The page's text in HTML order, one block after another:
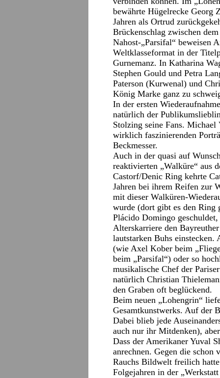
bewährte Hügelrecke Georg
Jahren als Ortrud
Brückenschlag zwischen
Nahost-„Parsifal“ beweisen
Weltklasseformat in der
Gurnemanz. In Katharina
Stephen Gould und Petra
Paterson (Kurwenal) und
König Marke ganz zu
In der ersten
natürlich der
Stolzing seine Fans.
wirklich faszinierenden
Beckmesser.
Auch in der quasi auf
reaktivierten „Walküre“ aus
Castorf/Denic Ring kehrte
Jahren bei ihrem Reifen zur
mit dieser Walküren-
wurde (dort gibt es den Ring
Plácido Domingo
Alterskarriere den
lautstarken Buhs einstecken.
(wie Axel Kober beim
beim „Parsifal“) oder so
musikalische Chef der
natürlich Christian
den Graben oft beglückend.
Beim neuen „Lohengrin“
Gesamtkunstwerks. Auf der
Dabei blieb jede
auch nur ihr Mitdenken),
Dass der Amerikaner Yuval
anrechnen. Gegen die schon
Rauchs Bildwelt freilich
Folgejahren in der